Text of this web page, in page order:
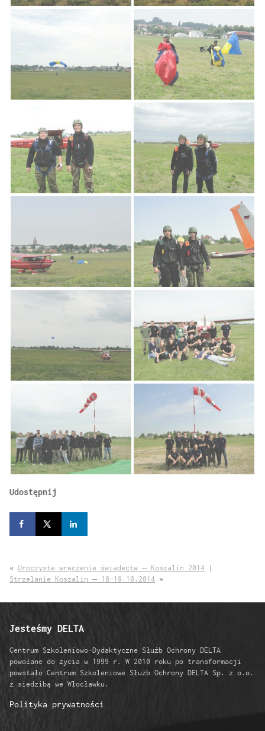
Udostępnij
« Uroczyste wręczenie świadectw – Koszalin 2014 |
Strzelanie Koszalin – 18-19.10.2014 »
Jesteśmy DELTA
Centrum Szkoleniowo-Dydaktyczne Służb Ochrony DELTA
powołane do życia w 1999 r. W 2010 roku po transformacji
powstało Centrum Szkoleniowe Służb Ochrony DELTA Sp. z o.o.
z siedzibą we Włocławku.
Polityka prywatności